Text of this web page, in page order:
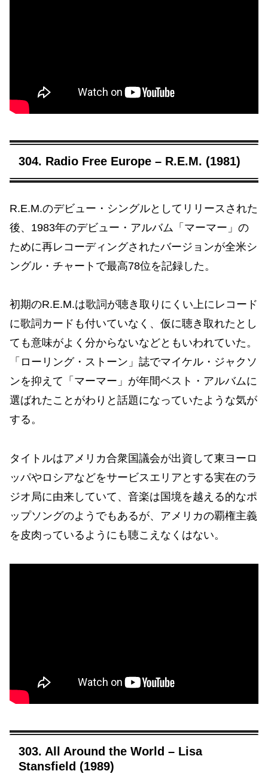
304. Radio Free Europe – R.E.M. (1981)
R.E.M.のデビュー・シングルとしてリリースされた
後、1983年のデビュー・アルバム「マーマー」の
ために再レコーディングされたバージョンが全米シ
ングル・チャートで最高78位を記録した。
初期のR.E.M.は歌詞が聴き取りにくい上にレコード
に歌詞カードも付いていなく、仮に聴き取れたとし
ても意味がよく分からないなどともいわれていた。
「ローリング・ストーン」誌でマイケル・ジャクソ
ンを抑えて「マーマー」が年間ベスト・アルバムに
選ばれたことがわりと話題になっていたような気が
する。
タイトルはアメリカ合衆国議会が出資して東ヨーロ
ッパやロシアなどをサービスエリアとする実在のラ
ジオ局に由来していて、音楽は国境を越える的なポ
ップソングのようでもあるが、アメリカの覇権主義
を皮肉っているようにも聴こえなくはない。
303. All Around the World – Lisa
Stansfield (1989)